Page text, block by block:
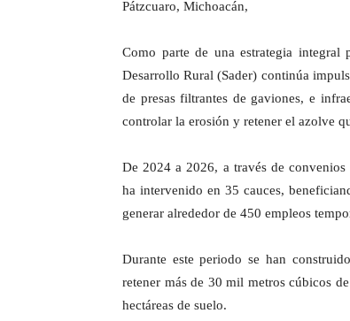
Pátzcuaro, Michoacán,
Como parte de una estrategia integral
Desarrollo Rural (Sader) continúa
de presas filtrantes de gaviones, e
controlar la erosión y retener el azolve
De 2024 a 2026, a través de
ha intervenido en 35 cauces,
generar alrededor de 450 empleos
Durante este periodo se han
retener más de 30 mil metros cúbicos
hectáreas de suelo.